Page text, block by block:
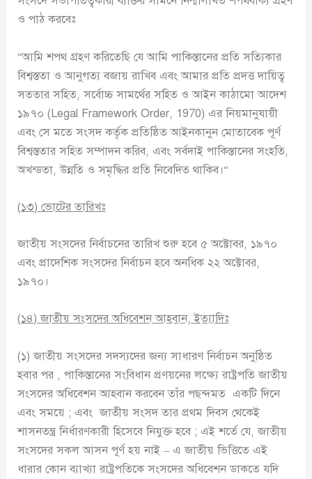
ও পাঠ করবেঃ
“আমি শপথ গ্রহণ করিতেছি যে আমি পাকিস্তানের প্রতি সত্যিকার
বিশ্বস্ততা ও আনুগত্য বজায় রাখিব এবং আমার প্রতি প্রদত্ত দায়িত্ব
সততার সহিত, সর্বোচ্চ সামর্থের সহিত ও আইন কাঠামো আদেশ
১৯৭০ (Legal Framework Order, 1970) এর নিয়মানুযায়ী
এবং সে মতে সংসদ কর্তৃক প্রতিষ্ঠিত আইনকানুন মোতাবেক পূর্ণ
বিশ্বস্ততার সহিত সম্পাদন করিব, এবং সর্বদাই পাকিস্তানের সংহতি,
অখন্ডতা, উন্নতি ও সমৃদ্ধির প্রতি নিবেদিত থাকিব।“
(১৩)ভোটের তারিখঃ
জাতীয় সংসদের নির্বাচনের তারিখ শুরু হবে ৫ অক্টোবর, ১৯৭০
এবং প্রাদেশিক সংসদের নির্বাচন হবে অনধিক ২২ অক্টোবর,
১৯৭০।
(১৪)জাতীয় সংসদের অধিবেশন আহবান,ইত্যাদিঃ
(১) জাতীয় সংসদের সদস্যদের জন্য সাধারণ নির্বাচন অনুষ্ঠিত
হবার পর , পাকিস্তানের সংবিধান প্রণয়নের লক্ষ্যে রাষ্ট্রপতি জাতীয়
সংসদের অধিবেশন আহবান করবেন তাঁর পছন্দমত একটি দিনে
এবং সময়ে ; এবং জাতীয় সংসদ তার প্রথম দিবস থেকেই
শাসনতন্ত্র নির্ধারণকারী হিসেবে নিযুক্ত হবে ; এই শর্তে যে, জাতীয়
সংসদের সকল আসন পূর্ণ হয় নাই – এ জাতীয় ভিত্তিতে এই
ধারার কোন ব্যাখ্যা রাষ্ট্রপতিকে সংসদের অধিবেশন ডাকতে যদি